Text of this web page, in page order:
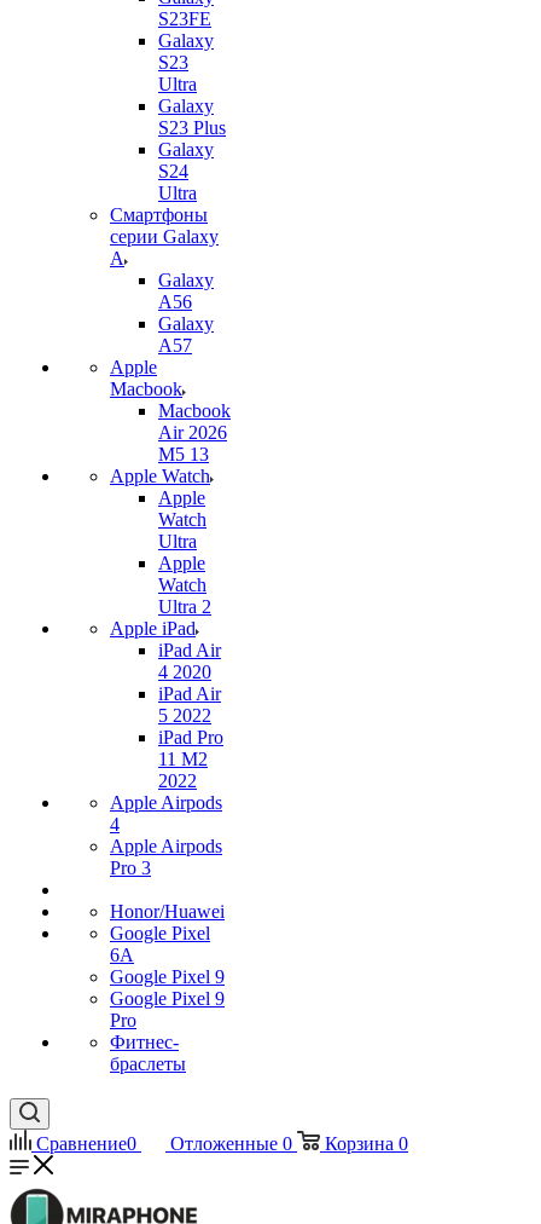
S23FE
Galaxy
S23
Ultra
Galaxy
S23 Plus
Galaxy
S24
Ultra
Смартфоны
серии Galaxy
A
Galaxy
A56
Galaxy
A57
Apple
Macbook
Macbook
Air 2026
M5 13
Apple Watch
Apple
Watch
Ultra
Apple
Watch
Ultra 2
Apple iPad
iPad Air
4 2020
iPad Air
5 2022
iPad Pro
11 M2
2022
Apple Airpods
4
Apple Airpods
Pro 3
Honor/Huawei
Google Pixel
6A
Google Pixel 9
Google Pixel 9
Pro
Фитнес-
браслеты
Сравнение0 Отложенные 0 Корзина 0